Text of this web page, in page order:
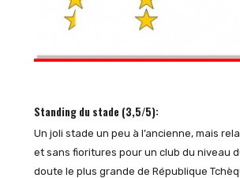
Standing du stade (3,5/5):
Un joli stade un peu à l’ancienne, mais
et sans fioritures pour un club du niveau
doute le plus grande de République